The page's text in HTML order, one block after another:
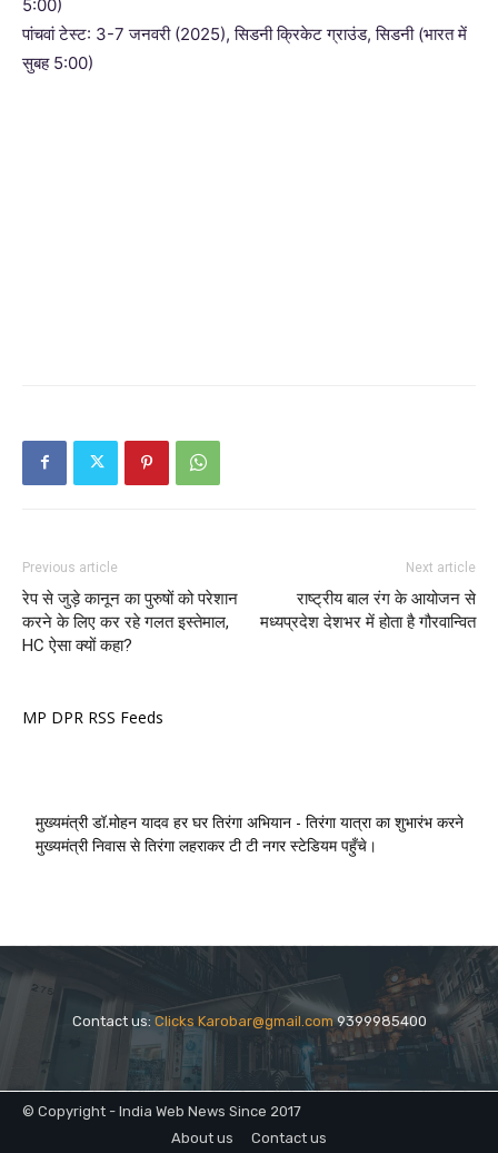
5:00)
पांचवां टेस्ट: 3-7 जनवरी (2025), सिडनी क्रिकेट ग्राउंड, सिडनी (भारत में
सुबह 5:00)
Previous article
रेप से जुड़े कानून का पुरुषों को परेशान
करने के लिए कर रहे गलत इस्तेमाल,
HC ऐसा क्यों कहा?
Next article
राष्ट्रीय बाल रंग के आयोजन से
मध्यप्रदेश देशभर में होता है गौरवान्वित
MP DPR RSS Feeds
मुख्यमंत्री डॉ.मोहन यादव हर घर तिरंगा अभियान - तिरंगा यात्रा का शुभारंभ करने
मुख्यमंत्री निवास से तिरंगा लहराकर टी टी नगर स्टेडियम पहुँचे।
Contact us: Clicks Karobar@gmail.com9399985400
© Copyright - India Web News Since 2017
About us
Contact us